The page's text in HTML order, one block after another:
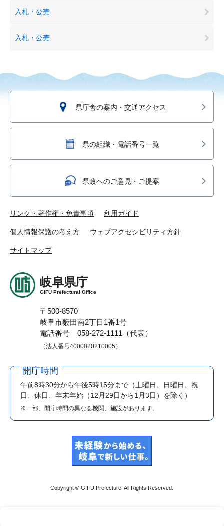
入札・公売
入札・公売
県庁舎の案内・交通アクセス
県の組織・電話番号一覧
県政へのご意見・ご提案
リンク・著作権・免責事項 利用ガイド
個人情報保護の考え方 ウェブアクセシビリティ方針
サイトマップ
岐阜県庁
GIFU Prefectural Office
〒500-8570
岐阜市薮田南2丁目1番1号
電話番号 058-272-1111（代表）
（法人番号4000020210005）
開庁時間
午前8時30分から午後5時15分まで （土曜日、日曜日、祝
日、休日、年末年始（12月29日から1月3日）を除く）
※一部、開庁時間の異なる機関、施設があります。
Copyright © GIFU Prefecture. All Rights Reserved.